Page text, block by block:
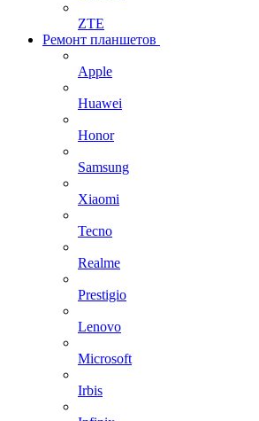
ZTE
Ремонт планшетов
Apple
Huawei
Honor
Samsung
Xiaomi
Tecno
Realme
Prestigio
Lenovo
Microsoft
Irbis